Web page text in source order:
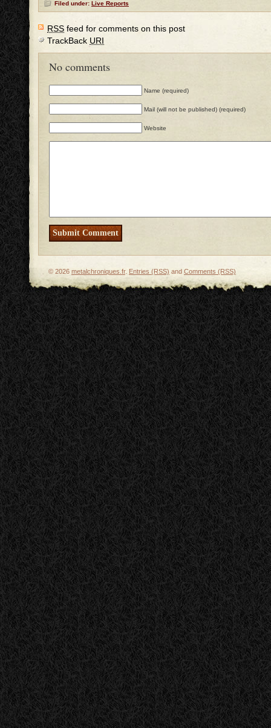
Filed under: Live Reports
RSS feed for comments on this post
TrackBack URI
No comments
Name (required)
Mail (will not be published) (required)
Website
© 2026 metalchroniques.fr. Entries (RSS) and Comments (RSS)